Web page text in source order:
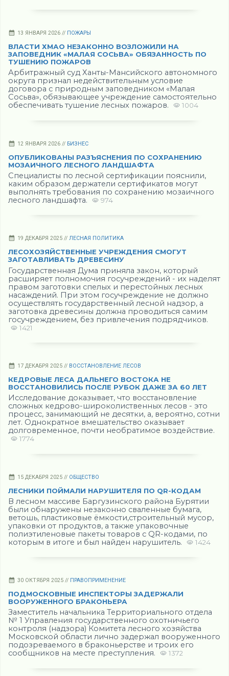
13 ЯНВАРЯ 2026 // ПОЖАРЫ
ВЛАСТИ ХМАО НЕЗАКОННО ВОЗЛОЖИЛИ НА
ЗАПОВЕДНИК «МАЛАЯ СОСЬВА» ОБЯЗАННОСТЬ ПО
ТУШЕНИЮ ПОЖАРОВ
Арбитражный суд Ханты-Мансийского автономного
округа признал недействительным условие
договора с природным заповедником «Малая
Сосьва», обязывающее учреждение самостоятельно
обеспечивать тушение лесных пожаров.
1004
12 ЯНВАРЯ 2026 // БИЗНЕС
ОПУБЛИКОВАНЫ РАЗЪЯСНЕНИЯ ПО СОХРАНЕНИЮ
МОЗАИЧНОГО ЛЕСНОГО ЛАНДШАФТА
Специалисты по лесной сертификации пояснили,
каким образом держатели сертификатов могут
выполнять требования по сохранению мозаичного
лесного ландшафта.
974
19 ДЕКАБРЯ 2025 // ЛЕСНАЯ ПОЛИТИКА
ЛЕСОХОЗЯЙСТВЕННЫЕ УЧРЕЖДЕНИЯ СМОГУТ
ЗАГОТАВЛИВАТЬ ДРЕВЕСИНУ
Государственная Дума приняла закон, который
расширяет полномочия госучреждений - их наделят
правом заготовки спелых и перестойных лесных
насаждений. При этом госучреждение не должно
осуществлять государственный лесной надзор, а
заготовка древесины должна проводиться самим
госучреждением, без привлечения подрядчиков.
1421
17 ДЕКАБРЯ 2025 // ВОССТАНОВЛЕНИЕ ЛЕСОВ
КЕДРОВЫЕ ЛЕСА ДАЛЬНЕГО ВОСТОКА НЕ
ВОССТАНОВИЛИСЬ ПОСЛЕ РУБОК ДАЖЕ ЗА 60 ЛЕТ
Исследование доказывает, что восстановление
сложных кедрово-широколиственных лесов - это
процесс, занимающий не десятки, а, вероятно, сотни
лет. Однократное вмешательство оказывает
долговременное, почти необратимое воздействие.
1774
15 ДЕКАБРЯ 2025 // ОБЩЕСТВО
ЛЕСНИКИ ПОЙМАЛИ НАРУШИТЕЛЯ ПО QR-КОДАМ
В лесном массиве Баргузинского района Бурятии
были обнаружены незаконно сваленные бумага,
ветошь, пластиковые ёмкости,строительный мусор,
упаковки от продуктов, а также упаковочные
полиэтиленовые пакеты товаров с QR-кодами, по
которым в итоге и был найден нарушитель.
1424
30 ОКТЯБРЯ 2025 // ПРАВОПРИМЕНЕНИЕ
ПОДМОСКОВНЫЕ ИНСПЕКТОРЫ ЗАДЕРЖАЛИ
ВООРУЖЕННОГО БРАКОНЬЕРА
Заместитель начальника Территориального отдела
№ 1 Управления государственного охотничьего
контроля (надзора) Комитета лесного хозяйства
Московской области лично задержал вооруженного
подозреваемого в браконьерстве и троих его
сообщников на месте преступления.
1372